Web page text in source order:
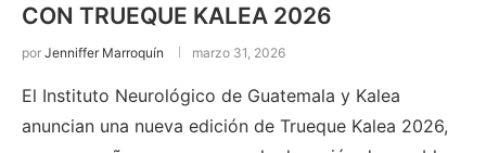
CON TRUEQUE KALEA 2026
por Jenniffer Marroquín marzo 31, 2026
El Instituto Neurológico de Guatemala y Kalea
anuncian una nueva edición de Trueque Kalea 2026,